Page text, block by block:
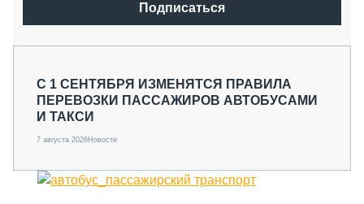
Подписаться
С 1 СЕНТЯБРЯ ИЗМЕНЯТСЯ ПРАВИЛА
ПЕРЕВОЗКИ ПАССАЖИРОВ АВТОБУСАМИ
И ТАКСИ
7 августа 2026Новости